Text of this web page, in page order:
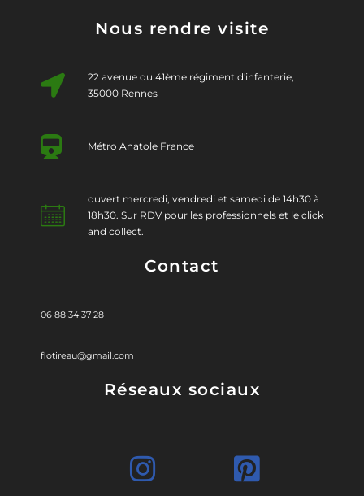
Nous rendre visite
22 avenue du 41ème régiment d'infanterie,
35000 Rennes
Métro Anatole France
ouvert mercredi, vendredi et samedi de 14h30 à
18h30. Sur RDV pour les professionnels et le click
and collect.
Contact
06 88 34 37 28
flotireau@gmail.com
Réseaux sociaux